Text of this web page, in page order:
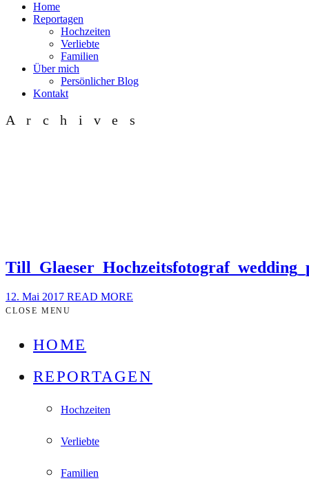
Home
Reportagen
Hochzeiten
Verliebte
Familien
Über mich
Persönlicher Blog
Kontakt
Archives
12. Mai 2017 READ MORE
CLOSE MENU
HOME
REPORTAGEN
Hochzeiten
Verliebte
Familien